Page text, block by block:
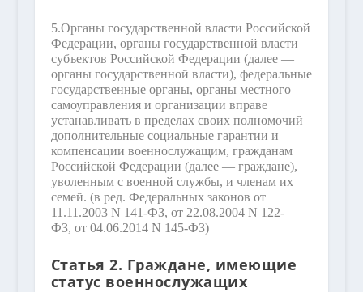
5.Органы государственной власти Российской
Федерации, органы государственной власти
субъектов Российской Федерации (далее —
органы государственной власти), федеральные
государственные органы, органы местного
самоуправления и организации вправе
устанавливать в пределах своих полномочий
дополнительные социальные гарантии и
компенсации военнослужащим, гражданам
Российской Федерации (далее — граждане),
уволенным с военной службы, и членам их
семей. (в ред. Федеральных законов от
11.11.2003 N 141-ФЗ, от 22.08.2004 N 122-
ФЗ, от 04.06.2014 N 145-ФЗ)
Статья 2. Граждане, имеющие
статус военнослужащих